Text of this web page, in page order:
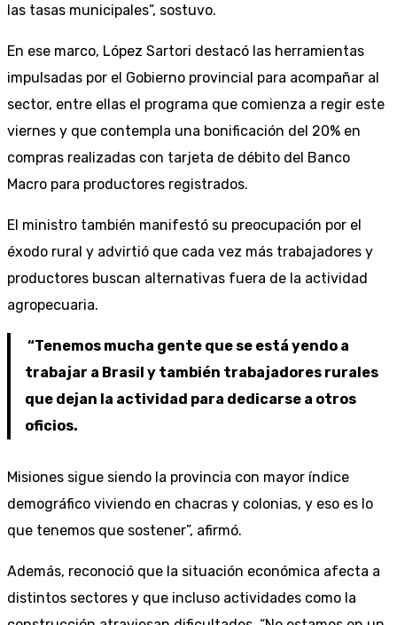
las tasas municipales”, sostuvo.
En ese marco, López Sartori destacó las herramientas
impulsadas por el Gobierno provincial para acompañar al
sector, entre ellas el programa que comienza a regir este
viernes y que contempla una bonificación del 20% en
compras realizadas con tarjeta de débito del Banco
Macro para productores registrados.
El ministro también manifestó su preocupación por el
éxodo rural y advirtió que cada vez más trabajadores y
productores buscan alternativas fuera de la actividad
agropecuaria.
“Tenemos mucha gente que se está yendo a
trabajar a Brasil y también trabajadores rurales
que dejan la actividad para dedicarse a otros
oficios.
Misiones sigue siendo la provincia con mayor índice
demográfico viviendo en chacras y colonias, y eso es lo
que tenemos que sostener”, afirmó.
Además, reconoció que la situación económica afecta a
distintos sectores y que incluso actividades como la